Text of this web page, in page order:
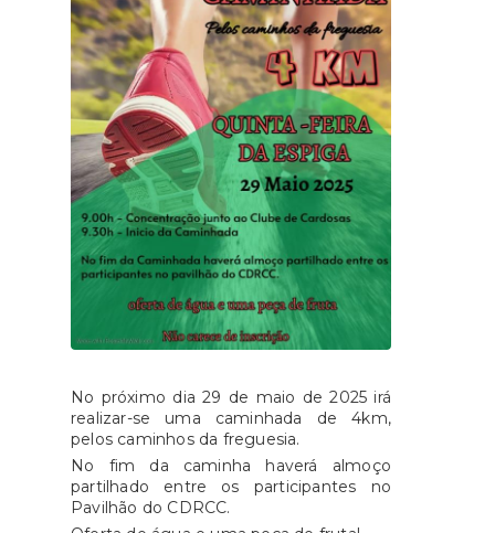
No próximo dia 29 de maio de 2025 irá
realizar-se uma caminhada de 4km,
pelos caminhos da freguesia.
No fim da caminha haverá almoço
partilhado entre os participantes no
Pavilhão do CDRCC.